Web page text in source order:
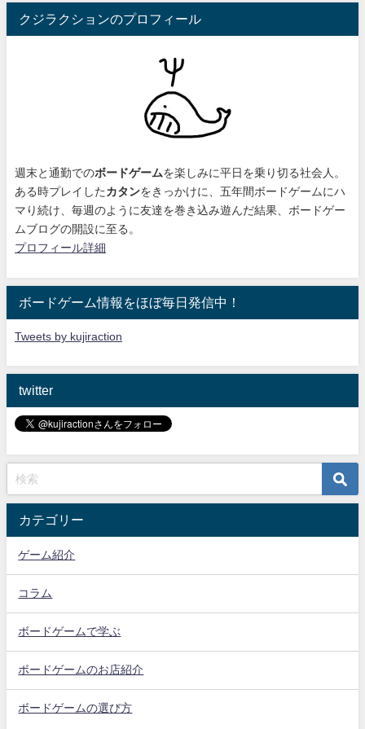
クジラクションのプロフィール
週末と通勤でのボードゲームを楽しみに平日を乗り切る社会人。
ある時プレイした カタンをきっかけに、 五年間ボードゲームにハ
マり続け 、毎週のように友達を巻き込み遊んだ結果、ボードゲー
ムブログの開設に至る。
プロフィール詳細
ボードゲーム情報をほぼ毎日発信中！
Tweets by kujiraction
twitter
カテゴリー
ゲーム紹介
コラム
ボードゲームで学ぶ
ボードゲームのお店紹介
ボードゲームの選び方